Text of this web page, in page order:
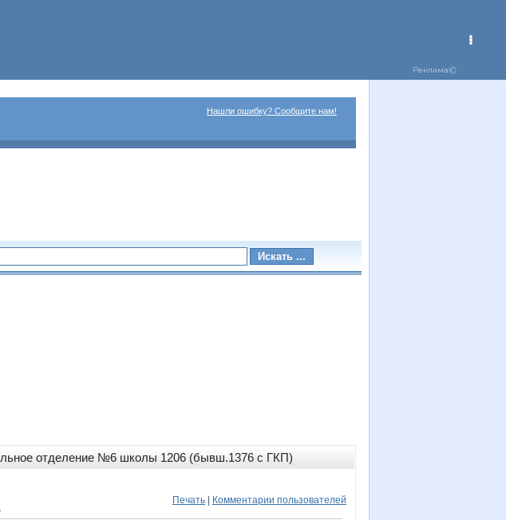
Нашли ошибку? Сообщите нам!
отделение №6 школы 1206 (бывш.1376 с ГКП)
Печать Комментарии пользователей